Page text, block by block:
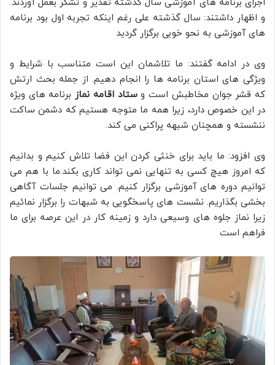
اجرای برنامه های آموزشی سال گذشته تقدیر و تشکر بعمل آوردند.
و اظهار داشتند: سال گذشته علی رغم اینکه تجربه اول بود برنامه
های آموزشی به نحو خوبی برگزار گردید
وی در ادامه گفتند: ما تلاشمان این است متناسب با شرایط و
ویژگی های استان برنامه ها را انجام دهيم. از جمله بحث ارتش
که قشر جوان مخاطبش است وستاد اقامه نماز برنامه های ویژه
در این خصوص دارد، زیرا همه ما متوجه هستیم که دشمن ساکت
ننشسته و همچنان شبهه پراکنی می کند.
وی افزود: ما باید برای خنثی کردن این فضا تلاش کنیم و بدانیم
که امروز هیچ کسی به تنهایی نمی تواند کاری بکند.ما با هم می
توانیم دوره های آموزشی برگزار کنیم. می توانیم جلسات آگاهی
بخشی بگذاریم. نشست های پاسخگویی به شبهات را برگزار نمائیم
زیرا نماز جلوه های وسیعی دارد و زمینه کار در این عرصه برای ما
فراهم است